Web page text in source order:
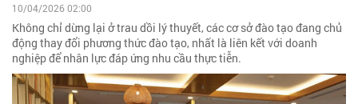
10/04/2026 02:00
Không chỉ dừng lại ở trau dồi lý thuyết, các cơ sở đào tạo đang chủ
động thay đổi phương thức đào tạo, nhất là liên kết với doanh
nghiệp để nhân lực đáp ứng nhu cầu thực tiễn.